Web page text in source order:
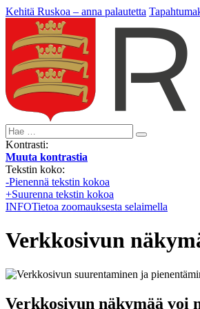
Kehitä Ruskoa – anna palautetta
Hae:
Kontrasti:
Muuta kontrastia
Tekstin koko:
-Pienennä tekstin kokoa
+Suurenna tekstin kokoa
INFOTietoa zoomauksesta selaimella
Verkkosivun
Verkkosivun näkymää voi